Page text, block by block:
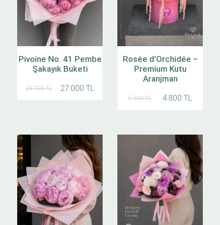
Pivoine No. 41 Pembe
Şakayık Buketi
28.700 TL 27.000 TL
Rosée d’Orchidée –
Premium Kutu
Aranjman
5.300 TL 4.800 TL